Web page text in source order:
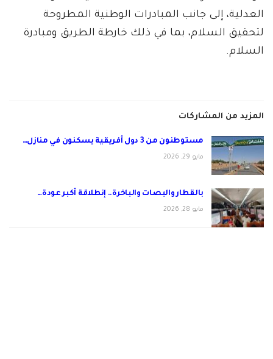
العدلية، إلى جانب المبادرات الوطنية المطروحة
لتحقيق السلام، بما في ذلك خارطة الطريق ومبادرة
السلام.
المزيد من المشاركات
مستوطنون من 3 دول أفريقية يسكنون في منازل…
مايو 29, 2026
بالقطار والبصات والباخرة.. إنطلاقة أكبر عودة…
مايو 28, 2026